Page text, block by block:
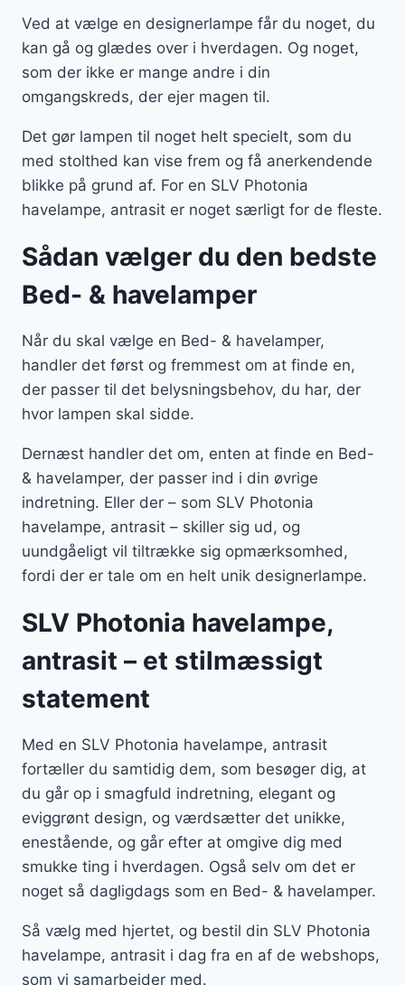
Ved at vælge en designerlampe får du noget, du
kan gå og glædes over i hverdagen. Og noget,
som der ikke er mange andre i din
omgangskreds, der ejer magen til.
Det gør lampen til noget helt specielt, som du
med stolthed kan vise frem og få anerkendende
blikke på grund af. For en SLV Photonia
havelampe, antrasit er noget særligt for de fleste.
Sådan vælger du den bedste
Bed- & havelamper
Når du skal vælge en Bed- & havelamper,
handler det først og fremmest om at finde en,
der passer til det belysningsbehov, du har, der
hvor lampen skal sidde.
Dernæst handler det om, enten at finde en Bed-
& havelamper, der passer ind i din øvrige
indretning. Eller der – som SLV Photonia
havelampe, antrasit – skiller sig ud, og
uundgåeligt vil tiltrække sig opmærksomhed,
fordi der er tale om en helt unik designerlampe.
SLV Photonia havelampe,
antrasit – et stilmæssigt
statement
Med en SLV Photonia havelampe, antrasit
fortæller du samtidig dem, som besøger dig, at
du går op i smagfuld indretning, elegant og
eviggrønt design, og værdsætter det unikke,
enestående, og går efter at omgive dig med
smukke ting i hverdagen. Også selv om det er
noget så dagligdags som en Bed- & havelamper.
Så vælg med hjertet, og bestil din SLV Photonia
havelampe, antrasit i dag fra en af de webshops,
som vi samarbejder med.